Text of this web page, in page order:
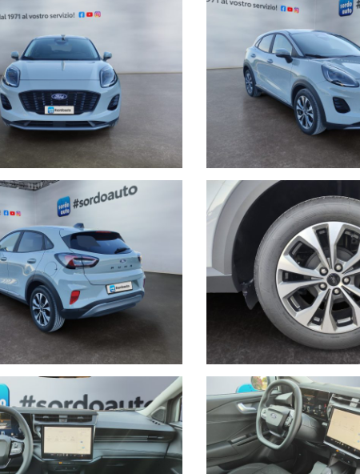
Ford fino a giugno 2028 con km illimitati, disponibile presso la nostra
di proprietà escluso.
con anticipo
e dilazionabili fino a 96 mensilità.
della correttezza dei dati e della disponibilità del mezzo tramite